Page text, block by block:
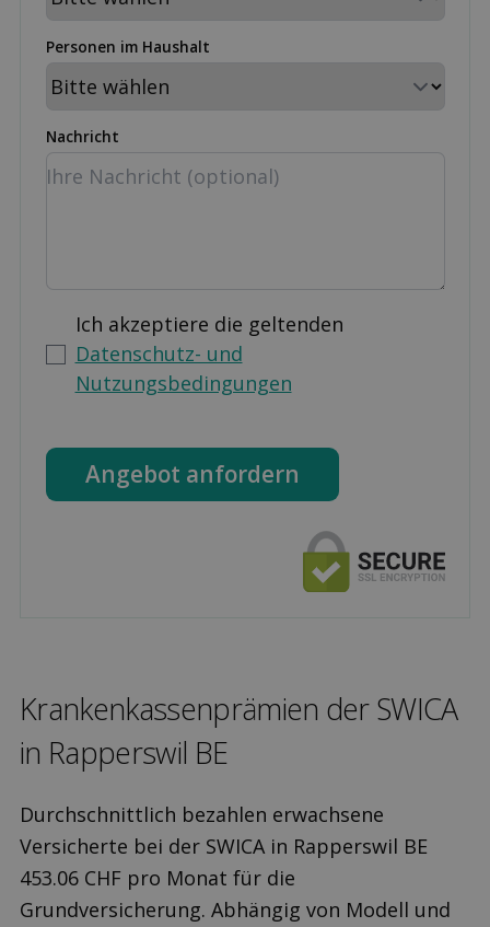
Personen im Haushalt
Nachricht
Ich akzeptiere die geltenden
Datenschutz- und
Nutzungsbedingungen
Angebot anfordern
Kranken­kassen­prämien der SWICA
in Rapperswil BE
Durchschnittlich bezahlen erwachsene
Versicherte bei der SWICA in Rapperswil BE
453.06 CHF pro Monat für die
Grundversicherung. Abhängig von Modell und